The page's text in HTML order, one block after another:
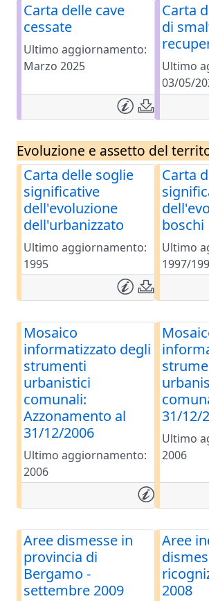
Carta delle cave
cessate
Ultimo aggiornamento:
Marzo 2025
Carta
di
Ultimo
03/05/
Evoluzione e assetto del
Carta delle soglie
significative
dell'evoluzione
dell'urbanizzato
Ultimo aggiornamento:
1995
Carta
boschi
Ultimo
1997/
Mosaico
informatizzato degli
strumenti
urbanistici
comunali:
Azzonamento al
31/12/2006
Ultimo aggiornamento:
2006
31/12/
Ultimo
2006
Aree dismesse in
provincia di
Bergamo -
settembre 2009
Aree
2008